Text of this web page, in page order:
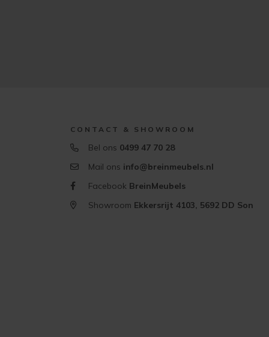
CONTACT & SHOWROOM
Bel ons 0499 47 70 28
Mail ons info@breinmeubels.nl
Facebook BreinMeubels
Showroom Ekkersrijt 4103, 5692 DD Son